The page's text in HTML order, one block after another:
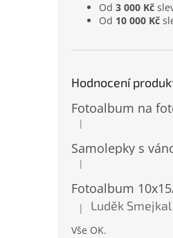
Od 3 000 Kč
Od 10 000 Kč
Hodnocení
Hodnocení produktu
|
Hodnocení produktu
|
Hodnocení produktu
| Luděk Smejkal
Vše OK.